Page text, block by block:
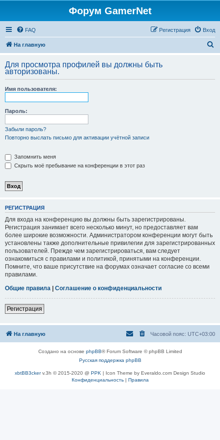
Форум GamerNet
FAQ Вход
Регистрация
На главную
с
Для просмотра профилей вы должны быть
авторизованы.
Имя пользователя:
Пароль:
Забыли пароль?
Повторно выслать письмо для активации учётной записи
Запомнить меня
Скрыть моё пребывание на конференции в этот раз
РЕГИСТРАЦИЯ
Для входа на конференцию вы должны быть зарегистрированы.
Регистрация занимает всего несколько минут, но предоставляет вам
более широкие возможности. Администратором конференции могут быть
установлены также дополнительные привилегии для зарегистрированных
пользователей. Прежде чем зарегистрироваться, вам следует
ознакомиться с правилами и политикой, принятыми на конференции.
Помните, что ваше присутствие на форумах означает согласие со всеми
правилами.
Общие правила | Соглашение о конфиденциальности
Регистрация
На главную Часовой пояс: UTC+03:00
Создано на основе phpBB® Forum Software © phpBB Limited
Русская поддержка phpBB
xbtBB3ckerv.3h © 2015-2020 @ PPK | Icon Theme by Everaldo.com Design Studio
Конфиденциальность| Правила